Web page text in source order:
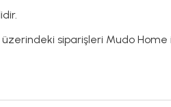
siparişleri Mudo Home